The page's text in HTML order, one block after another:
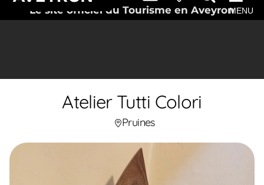
Le site officiel du Tourisme en AveyronMENU
Atelier Tutti Colori
Pruines